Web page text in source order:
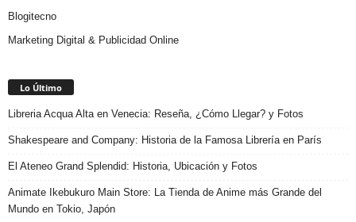
Blogitecno
Marketing Digital & Publicidad Online
Lo Último
Libreria Acqua Alta en Venecia: Reseña, ¿Cómo Llegar? y Fotos
Shakespeare and Company: Historia de la Famosa Librería en París
El Ateneo Grand Splendid: Historia, Ubicación y Fotos
Animate Ikebukuro Main Store: La Tienda de Anime más Grande del
Mundo en Tokio, Japón